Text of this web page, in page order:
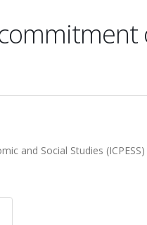
and Social Studies